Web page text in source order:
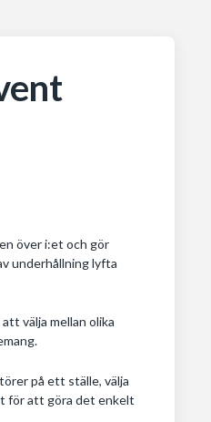
över i:et och gör
underhållning lyfta
välja mellan olika
på ett ställe, välja
för att göra det enkelt